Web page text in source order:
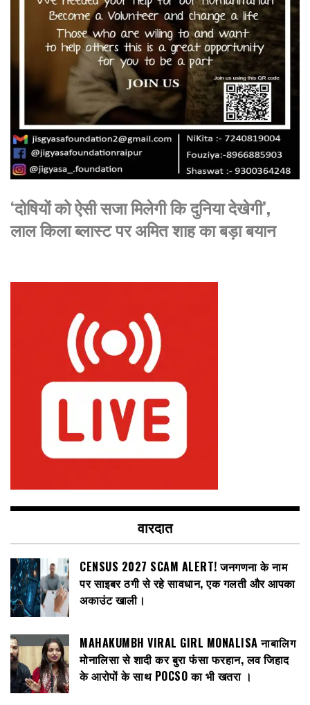
‘दोषियों को ऐसी सजा मिलेगी कि दुनिया देखेगी’,
लाल किला ब्लास्ट पर अमित शाह का बड़ा बयान
वारदात
CENSUS 2027 SCAM ALERT! जनगणना के नाम
पर साइबर ठगी से रहे सावधान, एक गलती और आपका
अकाउंट खाली।
MAHAKUMBH VIRAL GIRL MONALISA नाबालिग
मोनालिसा से शादी कर बुरा फंसा फरहान, लव जिहाद
के आरोपों के साथ POCSO का भी खतरा ।